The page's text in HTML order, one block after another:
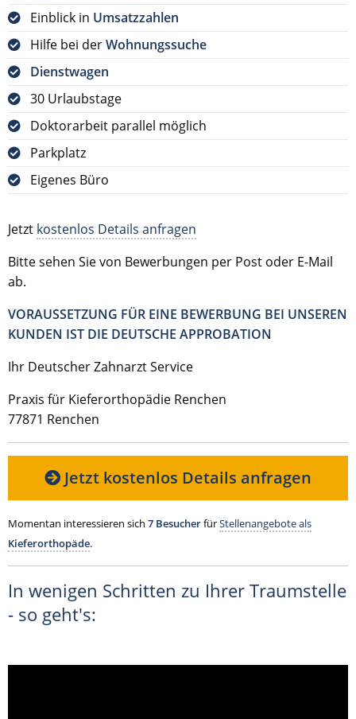
Einblick in Umsatzzahlen
Hilfe bei derWohnungssuche
Dienstwagen
30 Urlaubstage
Doktorarbeit parallel möglich
Parkplatz
Eigenes Büro
Jetzt kostenlos Details anfragen
Bitte sehen Sie von Bewerbungen per Post oder E-Mail
ab.
VORAUSSETZUNG FÜR EINE BEWERBUNG BEI UNSEREN
KUNDEN IST DIE DEUTSCHE APPROBATION
Ihr Deutscher Zahnarzt Service
Praxis für Kieferorthopädie Renchen
77871 Renchen
Jetzt kostenlos Details anfragen
Momentan interessieren sich 7 BesucherfürStellenangebote als
Kieferorthopäde.
In wenigen Schritten zu Ihrer Traumstelle
- so geht's: